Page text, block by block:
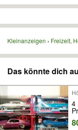
Kleinanzeigen Freizeit,
Das könnte dich
4